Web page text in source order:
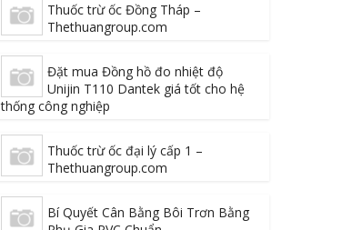
Thuốc trừ ốc Đồng Tháp –
Thethuangroup.com
Đặt mua Đồng hồ đo nhiệt độ
Unijin T110 Dantek giá tốt cho hệ
thống công nghiệp
Thuốc trừ ốc đại lý cấp 1 –
Thethuangroup.com
Bí Quyết Cân Bằng Bôi Trơn Bằng